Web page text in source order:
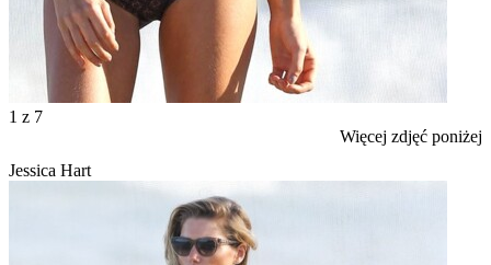
1 z 7
Więcej zdjęć poniżej
Jessica Hart